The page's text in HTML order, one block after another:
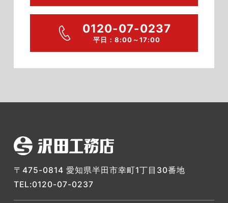
0120-07-0237
平日：8:00～17:00
〒475-0814 愛知県半田市幸町1丁目30番地
TEL:0120-07-0237